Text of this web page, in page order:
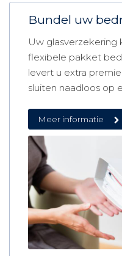
Bundel uw
Uw glasverzekering
flexibele pakket
levert u extra
sluiten naadloos op
Meer informatie